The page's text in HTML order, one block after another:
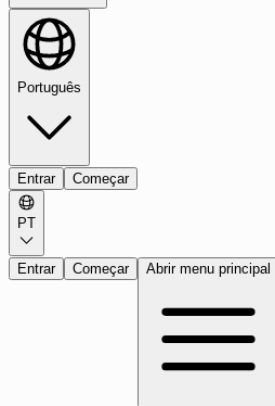
Português
Entrar Começar
PT
Entrar Começar Abrir menu principal